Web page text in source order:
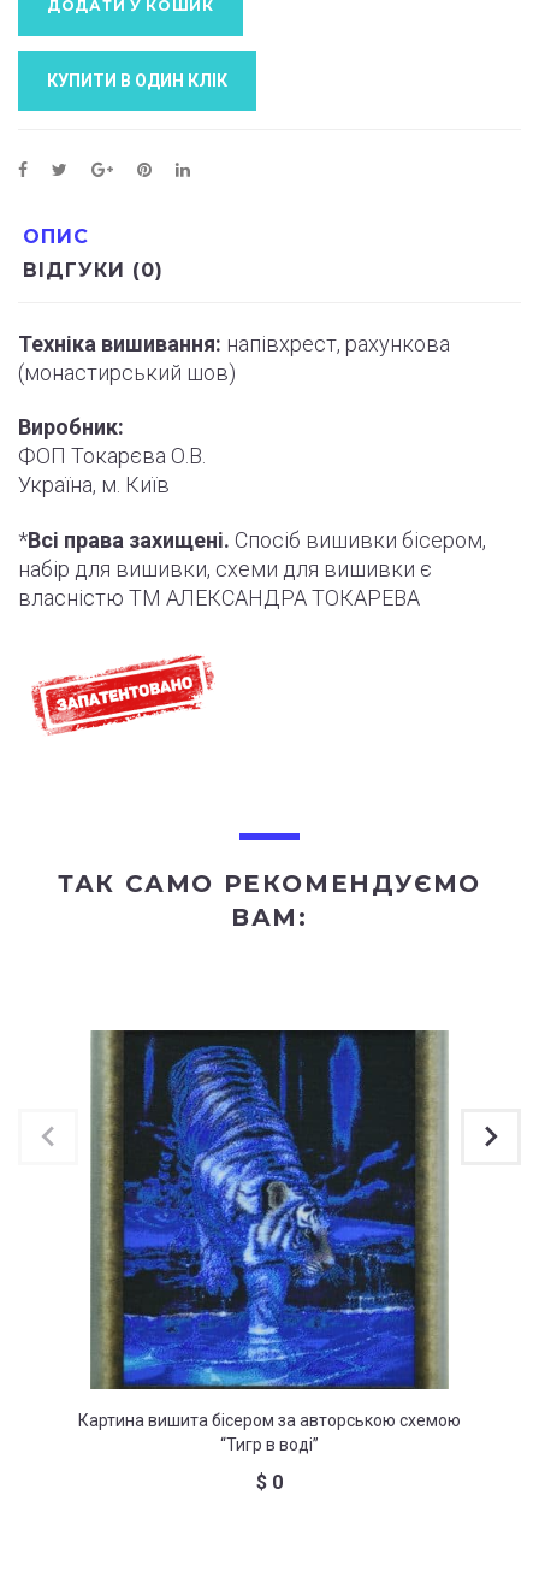
ДОДАТИ У КОШИК
КУПИТИ В ОДИН КЛIК
ОПИС
ВІДГУКИ (0)
Техніка вишивання: напівхрест, рахункова
(монастирський шов)
Виробник:
ФОП Токарєва О.В.
Україна, м. Київ
*Всі права захищені. Спосіб вишивки бісером,
набір для вишивки, схеми для вишивки є
власністю ТМ АЛЕКСАНДРА ТОКАРЕВА
ТАК САМО РЕКОМЕНДУЄМО
ВАМ:
Картина вишита бісером за авторською схемою
“Тигр в воді”
$ 0